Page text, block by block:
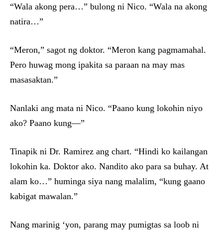
“Wala akong pera…” bulong ni Nico. “Wala na akong
natira…”
“Meron,” sagot ng doktor. “Meron kang pagmamahal.
Pero huwag mong ipakita sa paraan na may mas
masasaktan.”
Nanlaki ang mata ni Nico. “Paano kung lokohin niyo
ako? Paano kung—”
Tinapik ni Dr. Ramirez ang chart. “Hindi ko kailangan
lokohin ka. Doktor ako. Nandito ako para sa buhay. At
alam ko…” huminga siya nang malalim, “kung gaano
kabigat mawalan.”
Nang marinig ‘yon, parang may pumigtas sa loob ni